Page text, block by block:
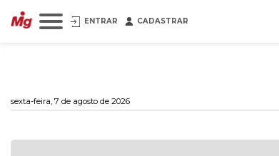
ENTRAR CADASTRAR
sexta-feira, 7 de agosto de 2026